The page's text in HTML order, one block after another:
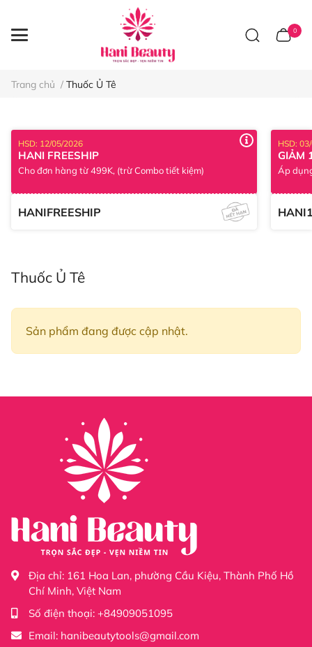
0
Trang chủ / Thuốc Ủ Tê
HSD: 12/05/2026
HANI FREESHIP
Cho đơn hàng từ 499K, (trừ Combo tiết kiệm)
HANIFREESHIP
HSD:
GIẢM
Áp
Thuốc Ủ Tê
Sản phẩm đang được cập nhật.
Địa chỉ: 161 Hoa Lan, phường Cầu Kiệu, Thành Phố Hồ
Chí Minh, Việt Nam
Số điện thoại: +84909051095
Email: hanibeautytools@gmail.com